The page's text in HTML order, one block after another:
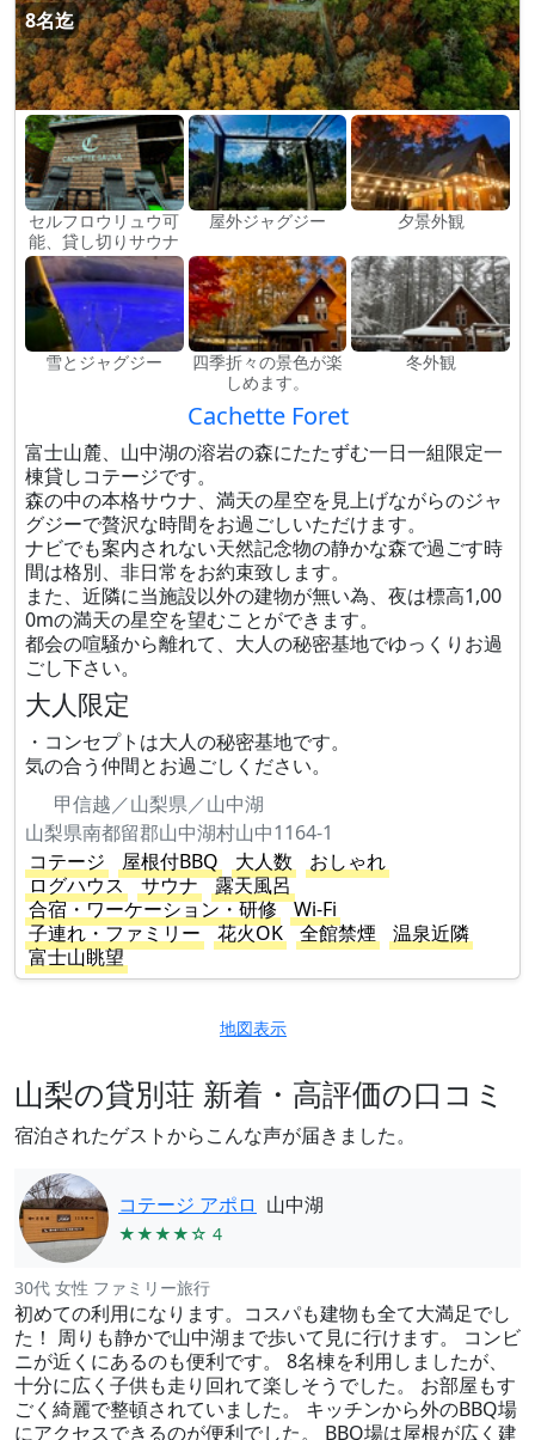
8名迄
セルフロウリュウ可
能、貸し切りサウナ
屋外ジャグジー 夕景外観
雪とジャグジー
四季折々の景色が楽
しめます。
冬外観
Cachette Foret
富士山麓、山中湖の溶岩の森にたたずむ一日一組限定一
棟貸しコテージです。
森の中の本格サウナ、満天の星空を見上げながらのジャ
グジーで贅沢な時間をお過ごしいただけます。
ナビでも案内されない天然記念物の静かな森で過ごす時
間は格別、非日常をお約束致します。
また、近隣に当施設以外の建物が無い為、夜は標高1,00
0mの満天の星空を望むことができます。
都会の喧騒から離れて、大人の秘密基地でゆっくりお過
ごし下さい。
大人限定
・コンセプトは大人の秘密基地です。
気の合う仲間とお過ごしください。
甲信越／山梨県／山中湖
山梨県南都留郡山中湖村山中1164-1
コテージ
屋根付BBQ 大人数
おしゃれ
ログハウス
サウナ
露天風呂
合宿・ワーケーション・研修
Wi-Fi
子連れ・ファミリー
花火OK 全館禁煙
温泉近隣
富士山眺望
地図表示
山梨の貸別荘 新着・高評価の口コミ
宿泊されたゲストからこんな声が届きました。
コテージ アポロ 山中湖
★★★★☆ 4
30代 女性 ファミリー旅行
初めての利用になります。コスパも建物も全て大満足でし
た！ 周りも静かで山中湖まで歩いて見に行けます。 コンビ
ニが近くにあるのも便利です。 8名棟を利用しましたが、
十分に広く子供も走り回れて楽しそうでした。 お部屋もす
ごく綺麗で整頓されていました。 キッチンから外のBBQ場
にアクセスできるのが便利でした。 BBQ場は屋根が広く建